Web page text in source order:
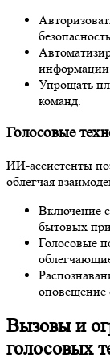
информации
Упрощать
команд.
Голосовые
ИИ-ассистенты
облегчая
Включение
бытовых
Голосовые
Вызовы и
голосовых